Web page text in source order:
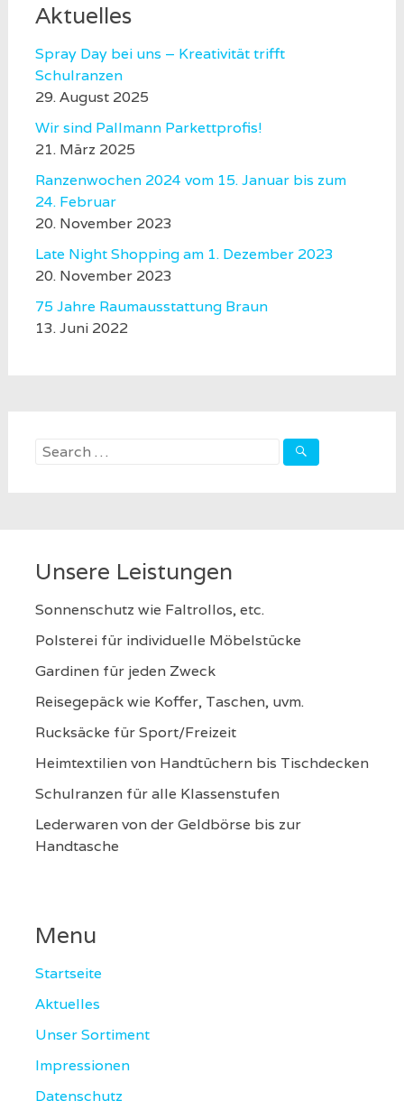
Aktuelles
Spray Day bei uns – Kreativität trifft
Schulranzen
29. August 2025
Wir sind Pallmann Parkettprofis!
21. März 2025
Ranzenwochen 2024 vom 15. Januar bis zum
24. Februar
20. November 2023
Late Night Shopping am 1. Dezember 2023
20. November 2023
75 Jahre Raumausstattung Braun
13. Juni 2022
Search
Unsere Leistungen
Sonnenschutz wie Faltrollos, etc.
Polsterei für individuelle Möbelstücke
Gardinen für jeden Zweck
Reisegepäck wie Koffer, Taschen, uvm.
Rucksäcke für Sport/Freizeit
Heimtextilien von Handtüchern bis Tischdecken
Schulranzen für alle Klassenstufen
Lederwaren von der Geldbörse bis zur
Handtasche
Menu
Startseite
Aktuelles
Unser Sortiment
Impressionen
Datenschutz